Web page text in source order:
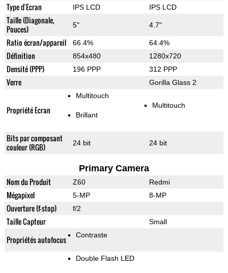
Type d'Ecran IPS LCD IPS LCD
Taille (Diagonale,
Pouces)
5" 4.7"
Ratio écran/appareil 66.4% 64.4%
Définition 854x480 1280x720
Densité (PPP) 196 PPP 312 PPP
Verre Gorilla Glass 2
Propriété Ecran
Multitouch
Brillant
Multitouch
Bits par composant
couleur (RGB)
24 bit 24 bit
Primary Camera
Nom du Produit Z60 Redmi
Mégapixel 5-MP 8-MP
Ouverture (f-stop) f/2
Taille Capteur Small
Propriétés autofocus Contraste
Double Flash LED